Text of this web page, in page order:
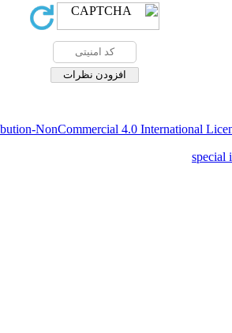
NonCommercial 4.0 International